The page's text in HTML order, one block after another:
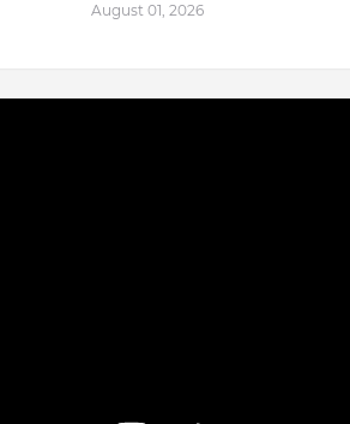
August 01, 2026